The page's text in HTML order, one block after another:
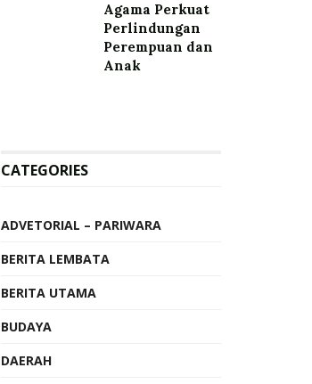
Agama Perkuat
Perlindungan
Perempuan dan
Anak
CATEGORIES
ADVETORIAL – PARIWARA
BERITA LEMBATA
BERITA UTAMA
BUDAYA
DAERAH